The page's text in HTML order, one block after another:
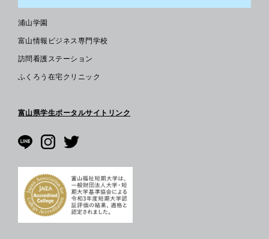
浦山学園
富山情報ビジネス専門学校
訪問看護ステーション
ふくろう在宅クリニック
富山県学生ポータルサイトリンク